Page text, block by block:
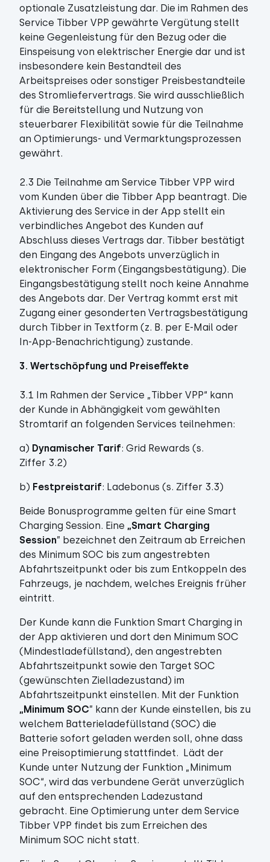
optionale Zusatzleistung dar. Die im Rahmen des
Service Tibber VPP gewährte Vergütung stellt
keine Gegenleistung für den Bezug oder die
Einspeisung von elektrischer Energie dar und ist
insbesondere kein Bestandteil des
Arbeitspreises oder sonstiger Preisbestandteile
des Stromliefervertrags. Sie wird ausschließlich
für die Bereitstellung und Nutzung von
steuerbarer Flexibilität sowie für die Teilnahme
an Optimierungs- und Vermarktungsprozessen
gewährt.
2.3 Die Teilnahme am Service Tibber VPP wird
vom Kunden über die Tibber App beantragt. Die
Aktivierung des Service in der App stellt ein
verbindliches Angebot des Kunden auf
Abschluss dieses Vertrags dar. Tibber bestätigt
den Eingang des Angebots unverzüglich in
elektronischer Form (Eingangsbestätigung). Die
Eingangsbestätigung stellt noch keine Annahme
des Angebots dar. Der Vertrag kommt erst mit
Zugang einer gesonderten Vertragsbestätigung
durch Tibber in Textform (z. B. per E-Mail oder
In-App-Benachrichtigung) zustande.
3. Wertschöpfung und Preiseﬀekte
3.1 Im Rahmen der Service „Tibber VPP“ kann
der Kunde in Abhängigkeit vom gewählten
Stromtarif an folgenden Services teilnehmen:
a) Dynamischer Tarif: Grid Rewards (s.
Ziffer 3.2)
b) Festpreistarif: Ladebonus (s. Ziffer 3.3)
Beide Bonusprogramme gelten für eine Smart
Charging Session. Eine „Smart Charging
Session” bezeichnet den Zeitraum ab Erreichen
des Minimum SOC bis zum angestrebten
Abfahrtszeitpunkt oder bis zum Entkoppeln des
Fahrzeugs, je nachdem, welches Ereignis früher
eintritt.
Der Kunde kann die Funktion Smart Charging in
der App aktivieren und dort den Minimum SOC
(Mindestladefüllstand), den angestrebten
Abfahrtszeitpunkt sowie den Target SOC
(gewünschten Zielladezustand) im
Abfahrtszeitpunkt einstellen. Mit der Funktion
„Minimum SOC” kann der Kunde einstellen, bis zu
welchem Batterieladefüllstand (SOC) die
Batterie sofort geladen werden soll, ohne dass
eine Preisoptimierung stattfindet. Lädt der
Kunde unter Nutzung der Funktion „Minimum
SOC“, wird das verbundene Gerät unverzüglich
auf den entsprechenden Ladezustand
gebracht. Eine Optimierung unter dem Service
Tibber VPP findet bis zum Erreichen des
Minimum SOC nicht statt.